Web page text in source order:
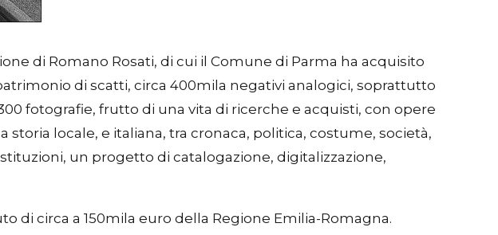
di Romano Rosati, di cui il Comune di Parma ha acquisito
di scatti, circa 400mila negativi analogici, soprattutto
fotografie, frutto di una vita di ricerche e acquisti, con opere
locale, e italiana, tra cronaca, politica, costume, società,
un progetto di catalogazione, digitalizzazione,
di circa a 150mila euro della Regione Emilia-Romagna.